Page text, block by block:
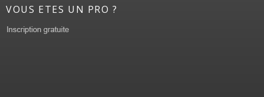
VOUS ETES UN PRO ?